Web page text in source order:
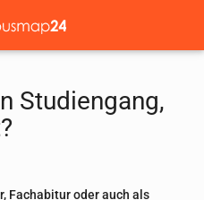
Studiengang,
Fachabitur oder auch als